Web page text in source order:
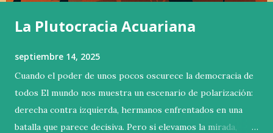
La Plutocracia Acuariana
septiembre 14, 2025
Cuando el poder de unos pocos oscurece la democracia de
todos El mundo nos muestra un escenario de polarización:
derecha contra izquierda, hermanos enfrentados en una
batalla que parece decisiva. Pero si elevamos la mirada,